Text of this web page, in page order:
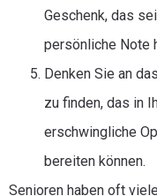
Geschenk, das
persönliche Note
Denken Sie an
zu finden, das in
erschwingliche
bereiten können.
Senioren haben oft